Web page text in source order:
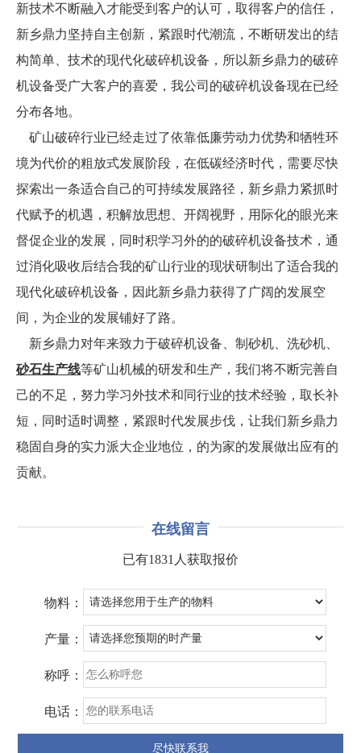
新技术不断融入才能受到客户的认可，取得客户的信任，
新乡鼎力坚持自主创新，紧跟时代潮流，不断研发出的结
构简单、技术的现代化破碎机设备，所以新乡鼎力的破碎
机设备受广大客户的喜爱，我公司的破碎机设备现在已经
分布各地。
矿山破碎行业已经走过了依靠低廉劳动力优势和牺牲环
境为代价的粗放式发展阶段，在低碳经济时代，需要尽快
探索出一条适合自己的可持续发展路径，新乡鼎力紧抓时
代赋予的机遇，积解放思想、开阔视野，用际化的眼光来
督促企业的发展，同时积学习外的的破碎机设备技术，通
过消化吸收后结合我的矿山行业的现状研制出了适合我的
现代化破碎机设备，因此新乡鼎力获得了广阔的发展空
间，为企业的发展铺好了路。
新乡鼎力对年来致力于破碎机设备、制砂机、洗砂机、
砂石生产线等矿山机械的研发和生产，我们将不断完善自
己的不足，努力学习外技术和同行业的技术经验，取长补
短，同时适时调整，紧跟时代发展步伐，让我们新乡鼎力
稳固自身的实力派大企业地位，的为家的发展做出应有的
贡献。
在线留言
已有1831人获取报价
物料：
产量：
称呼：
电话：